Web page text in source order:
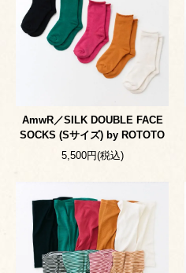
AmwR／SILK DOUBLE FACE
SOCKS (Sサイズ) by ROTOTO
5,500円(税込)